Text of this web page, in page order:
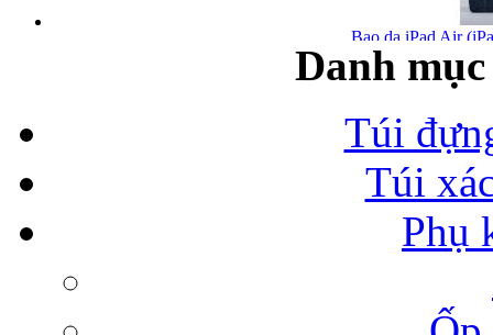
Bao da iPad Air
Bao da iPad Air
Danh
Túi
Túi
Phụ